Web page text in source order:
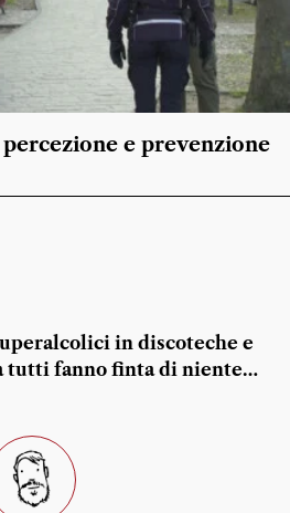
e prevenzione
in discoteche e
tutti fanno finta di niente…